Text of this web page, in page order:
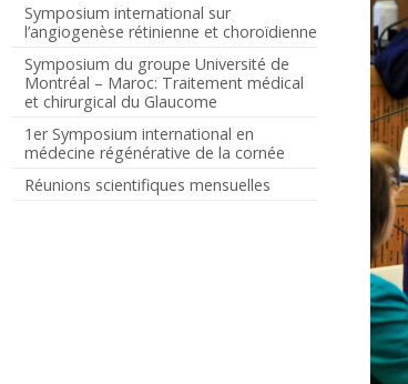
Symposium international sur
l’angiogenèse rétinienne et choroïdienne
Symposium du groupe Université de
Montréal – Maroc: Traitement médical
et chirurgical du Glaucome
1er Symposium international en
médecine régénérative de la cornée
Réunions scientifiques mensuelles